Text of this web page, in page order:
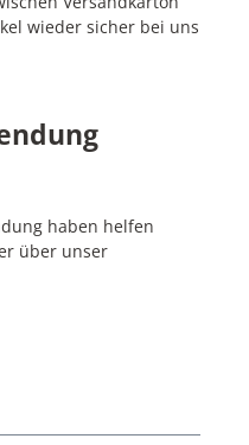
wieder sicher bei uns
haben helfen
über unser